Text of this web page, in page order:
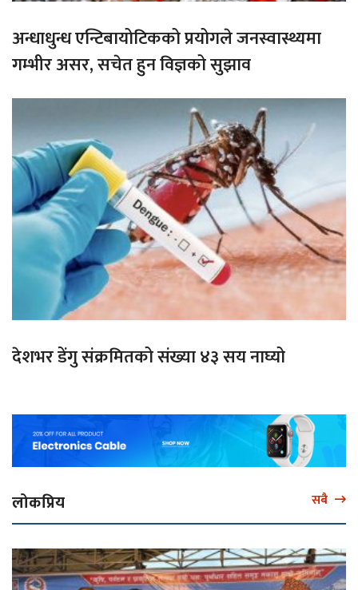
अन्धाधुन्ध एन्टिबायोटिकको प्रयोगले जनस्वास्थ्यमा
गम्भीर असर, सचेत हुन विज्ञको सुझाव
देशभर डेंगु संक्रमितको संख्या ४३ सय नाघ्यो
लोकप्रिय सबै